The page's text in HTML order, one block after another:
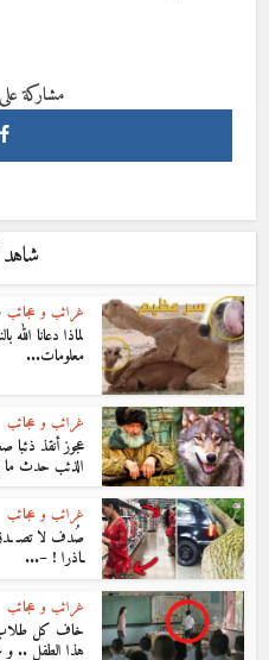
مشاركة
غرائب و عجائب
لماذا دعانا الله
معلومات...
غرائب و عجائب
عجوز أنقذ ذئبا
الذئب حدث
غرائب و عجائب
صُدف لا تصـ
ـاذرا ! –...
غرائب و عجائب
خاف كل
هذا الطفل ..